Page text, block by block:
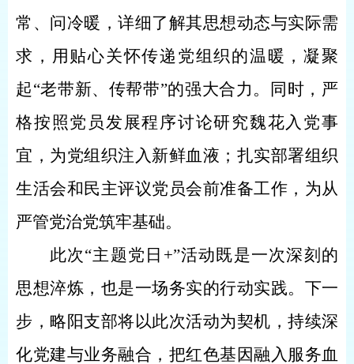
常、问冷暖，详细了解其思想动态与实际需
求，用贴心关怀传递党组织的温暖，凝聚
起“老带新、传帮带”的强大合力。同时，严
格按照党员发展程序讨论研究魏花入党事
宜，为党组织注入新鲜血液；扎实部署组织
生活会和民主评议党员会前准备工作，为从
严管党治党筑牢基础。
此次“主题党日+”活动既是一次深刻的
思想淬炼，也是一场务实的行动实践。下一
步，略阳支部将以此次活动为契机，持续深
化党建与业务融合，把红色基因融入服务血